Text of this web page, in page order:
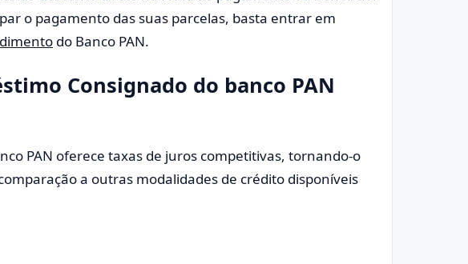
o pagamento das suas parcelas, basta entrar em
do Banco PAN.
Consignado do banco PAN
PAN oferece taxas de juros competitivas, tornando-o
a outras modalidades de crédito disponíveis